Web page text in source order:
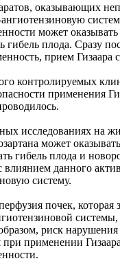
оказывающих
может оказывать
гибель плода. Сразу
прием Гизаара
контролируемых
применения
исследованиях на
может
гибель плода и
влиянием данного
систему.
почек, которая
риск
при применении